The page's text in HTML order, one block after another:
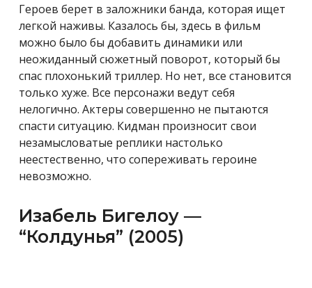
Героев берет в заложники банда, которая ищет
легкой наживы. Казалось бы, здесь в фильм
можно было бы добавить динамики или
неожиданный сюжетный поворот, который бы
спас плохонький триллер. Но нет, все становится
только хуже. Все персонажи ведут себя
нелогично. Актеры совершенно не пытаются
спасти ситуацию. Кидман произносит свои
незамысловатые реплики настолько
неестественно, что сопереживать героине
невозможно.
Изабель Бигелоу —
“Колдунья” (2005)